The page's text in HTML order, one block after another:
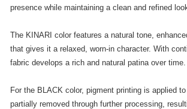
presence while maintaining a clean and refined
The KINARI color features a natural tone,
that gives it a relaxed, worn-in character. With
fabric develops a rich and natural patina over time.
For the BLACK color, pigment printing is applied
partially removed through further processing,